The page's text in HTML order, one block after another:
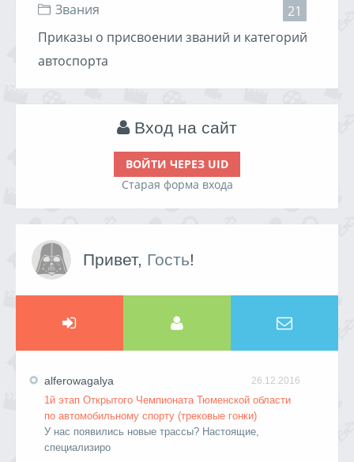
Звания
21
Приказы о присвоении званий и категорий
автоспорта
Вход на сайт
ВОЙТИ ЧЕРЕЗ UID
Старая форма входа
Привет, Гость!
26.12.2016
alferowagalya
1й этап Открытого Чемпионата Тюменской области
по автомобильному спорту (трековые гонки)
У нас появились новые трассы? Настоящие,
специализиро